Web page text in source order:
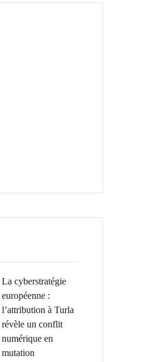
La cyberstratégie
européenne :
l’attribution à Turla
révèle un conflit
numérique en
mutation